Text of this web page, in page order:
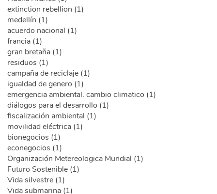
extinction rebellion (1)
medellín (1)
acuerdo nacional (1)
francia (1)
gran bretaña (1)
residuos (1)
campaña de reciclaje (1)
igualdad de genero (1)
emergencia ambiental. cambio climatico (1)
diálogos para el desarrollo (1)
fiscalización ambiental (1)
movilidad eléctrica (1)
bionegocios (1)
econegocios (1)
Organización Metereologica Mundial (1)
Futuro Sostenible (1)
Vida silvestre (1)
Vida submarina (1)